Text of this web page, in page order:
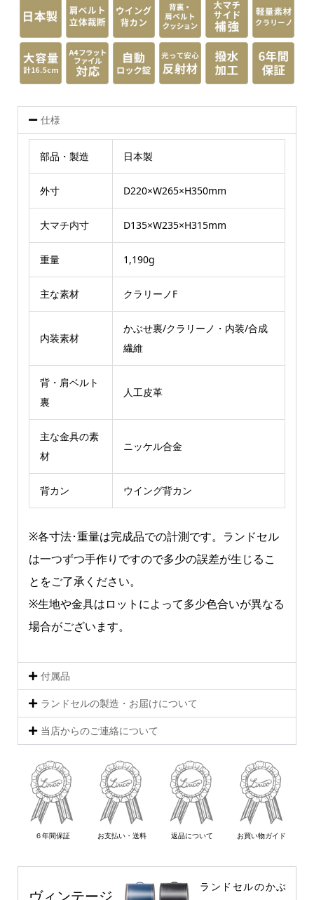
仕様
部品・製造 日本製
外寸 D220×W265×H350mm
大マチ内寸 D135×W235×H315mm
重量 1,190g
主な素材 クラリーノF
内装素材
かぶせ裏/クラリーノ・内装/合成
繊維
背・肩ベルト
裏
人工皮革
主な金具の素
材
ニッケル合金
背カン ウイング背カン
※各寸法･重量は完成品での計測です。ランドセル
は一つずつ手作りですので多少の誤差が生じるこ
とをご了承ください。
※生地や金具はロットによって多少色合いが異なる
場合がございます。
付属品
ランドセルの製造・お届けについて
当店からのご連絡について
６年間保証 お支払い・送料 返品について お買い物ガイド
ランドセルのかぶ